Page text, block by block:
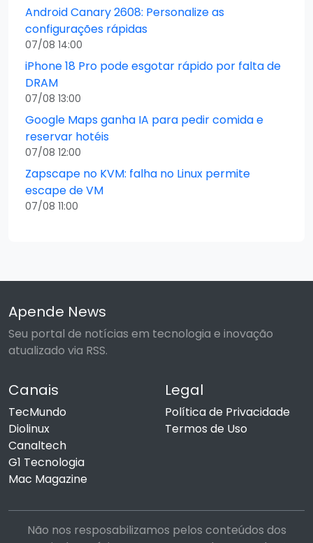
Android Canary 2608: Personalize as
configurações rápidas
07/08 14:00
iPhone 18 Pro pode esgotar rápido por falta de
DRAM
07/08 13:00
Google Maps ganha IA para pedir comida e
reservar hotéis
07/08 12:00
Zapscape no KVM: falha no Linux permite
escape de VM
07/08 11:00
Apende News
Seu portal de notícias em tecnologia e inovação
atualizado via RSS.
Canais
TecMundo
Diolinux
Canaltech
G1 Tecnologia
Mac Magazine
Legal
Política de Privacidade
Termos de Uso
Não nos resposabilizamos pelos conteúdos dos